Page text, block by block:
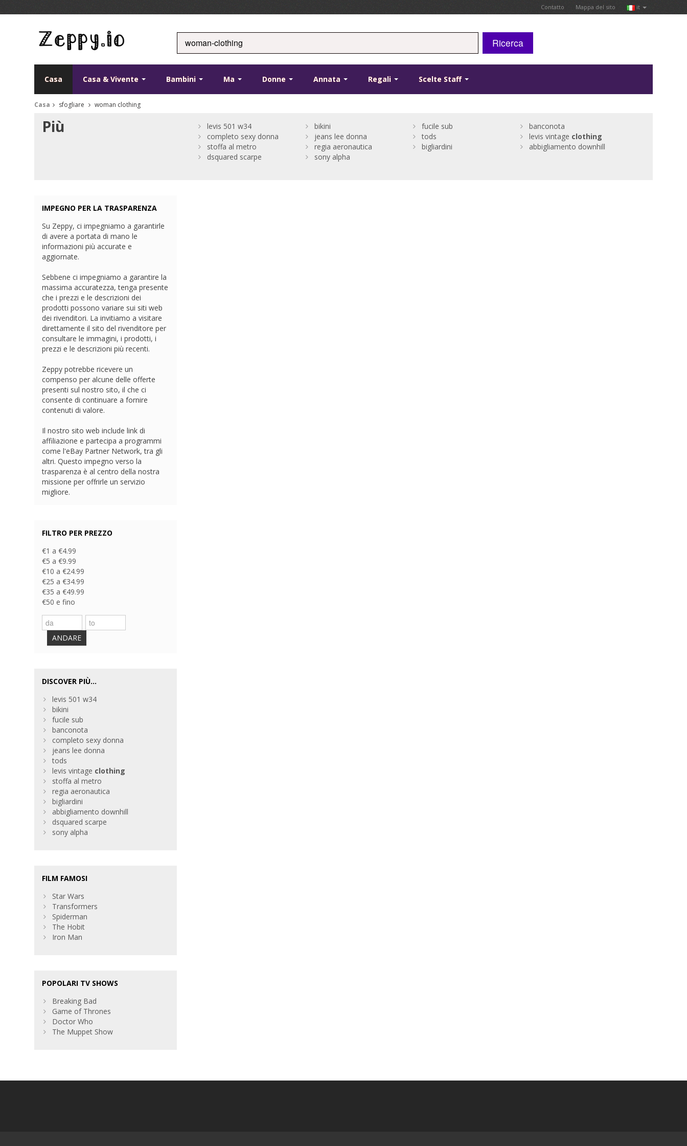
Contatto Mappa del sito it
Ricerca
Casa Casa & Vivente Bambini Ma Donne Annata Regali Scelte Staff
Casa sfogliare woman clothing
Più levis 501 w34 bikini fucile sub
banconota
completo sexy donna
jeans lee donna tods levis vintage clothing
stoffa al metro
regia aeronautica bigliardini
abbigliamento downhill
dsquared scarpe
sony alpha
IMPEGNO PER LA TRASPARENZA
Su Zeppy, ci impegniamo a garantirle
di avere a portata di mano le
informazioni più accurate e
aggiornate.
Sebbene ci impegniamo a garantire la
massima accuratezza, tenga presente
che i prezzi e le descrizioni dei
prodotti possono variare sui siti web
dei rivenditori. La invitiamo a visitare
direttamente il sito del rivenditore per
consultare le immagini, i prodotti, i
prezzi e le descrizioni più recenti.
Zeppy potrebbe ricevere un
compenso per alcune delle offerte
presenti sul nostro sito, il che ci
consente di continuare a fornire
contenuti di valore.
Il nostro sito web include link di
affiliazione e partecipa a programmi
come l'eBay Partner Network, tra gli
altri. Questo impegno verso la
trasparenza è al centro della nostra
missione per offrirle un servizio
migliore.
FILTRO PER PREZZO
€1 a €4.99
€5 a €9.99
€10 a €24.99
€25 a €34.99
€35 a €49.99
€50 e fino
ANDARE
DISCOVER PIÙ...
levis 501 w34
bikini
fucile sub
banconota
completo sexy donna
jeans lee donna
tods
levis vintage clothing
stoffa al metro
regia aeronautica
bigliardini
abbigliamento downhill
dsquared scarpe
sony alpha
FILM FAMOSI
Star Wars
Transformers
Spiderman
The Hobit
Iron Man
POPOLARI TV SHOWS
Breaking Bad
Game of Thrones
Doctor Who
The Muppet Show